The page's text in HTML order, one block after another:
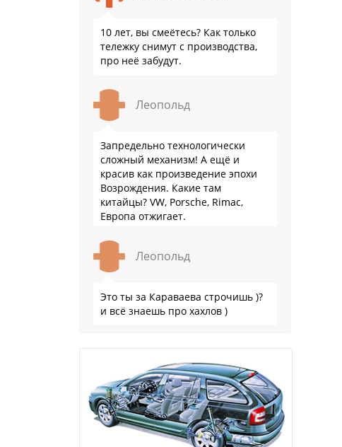
10 лет, вы смеётесь? Как только
тележку снимут с производства,
про неё забудут.
Леопольд
Запредельно технологически
сложный механизм! А ещё и
красив как произведение эпохи
Возрождения. Какие там
китайцы? VW, Porsche, Rimac,
Европа отжигает.
Леопольд
Это ты за Караваева строчишь )?
и всё знаешь про хахлов )